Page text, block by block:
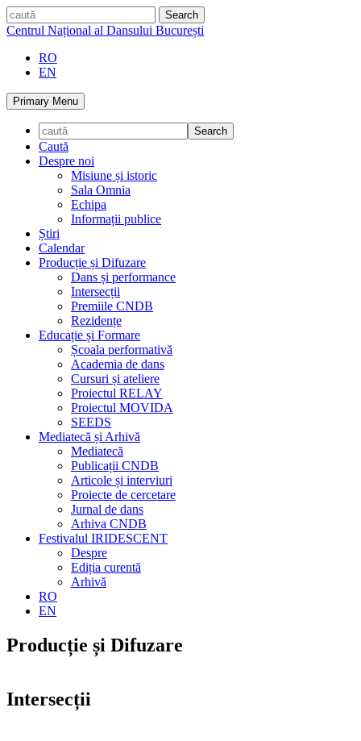
Skip
to
caută
Centrul Național al Dansului București
RO
EN
Primary Menu
Caută
Despre noi
Misiune și istoric
Sala Omnia
Echipa
Informații publice
Știri
Calendar
Producție și Difuzare
Dans și performance
Intersecții
Premiile CNDB
Rezidențe
Educație și Formare
Școala performativă
Academia de dans
Cursuri și ateliere
Proiectul RELAY
Proiectul MOVIDA
SEEDS
Mediatecă și Arhivă
Mediatecă
Publicații CNDB
Articole și interviuri
Proiecte de cercetare
Jurnal de dans
Arhiva CNDB
Festivalul IRIDESCENT
Despre
Ediția curentă
Arhivă
RO
EN
Producție și Difuzare
Intersecții